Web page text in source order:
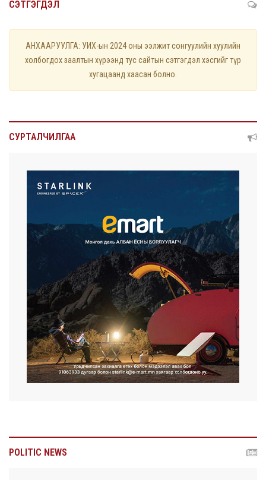
СЭТГЭГДЭЛ
АНХААРУУЛГА: УИХ-ын 2024 оны ээлжит сонгуулийн хуулийн
холбогдох заалтын хүрээнд тус сайтын сэтгэгдэл хэсгийг түр
хугацаанд хаасан болно.
СУРТАЛЧИЛГАА
POLITIC NEWS